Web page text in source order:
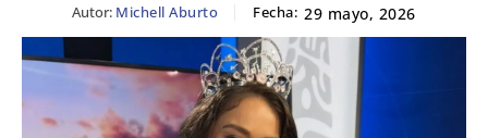
Autor: Michell Aburto Fecha: 29 mayo, 2026